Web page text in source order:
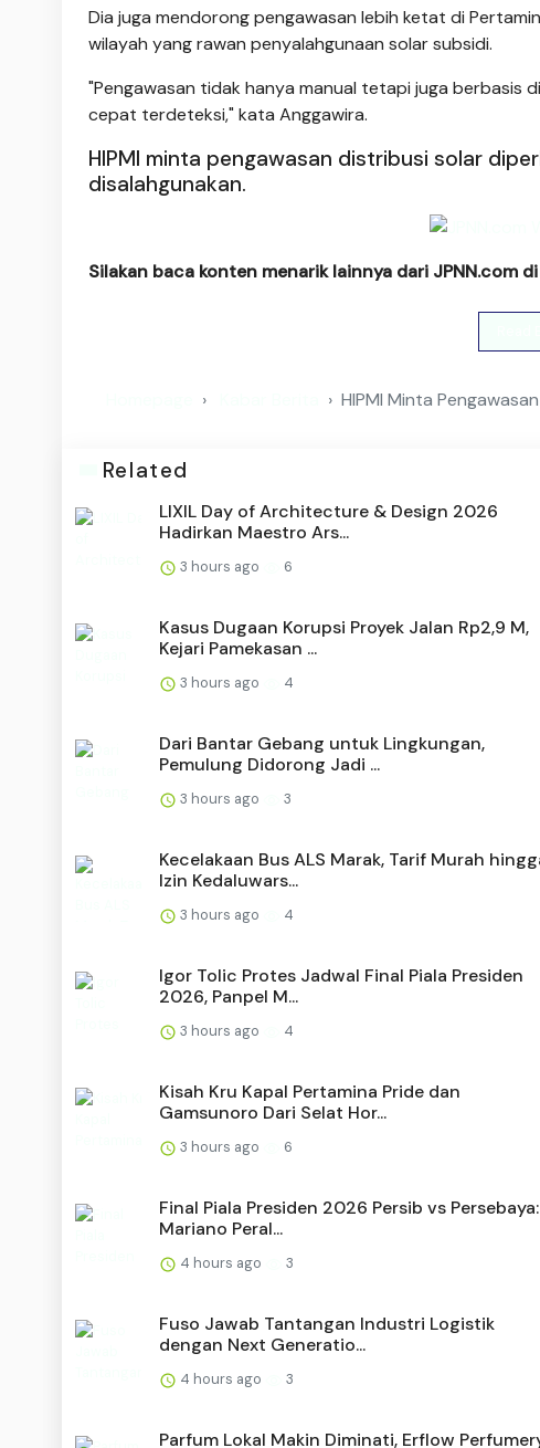
Dia juga mendorong pengawasan lebih ketat di
wilayah yang rawan penyalahgunaan solar subsidi.
"Pengawasan tidak hanya manual tetapi juga berbasis
cepat terdeteksi," kata Anggawira.
HIPMI minta pengawasan distribusi solar
disalahgunakan.
Silakan baca konten menarik lainnya dari JPNN.com di
HIPMI Minta
Related
LIXIL Day of Architecture & Design 2026
Hadirkan Maestro Ars...
3 hours ago 6
Kasus Dugaan Korupsi Proyek Jalan Rp2,9 M,
Kejari Pamekasan ...
3 hours ago 4
Dari Bantar Gebang untuk Lingkungan,
Pemulung Didorong Jadi ...
3 hours ago 3
Kecelakaan Bus ALS Marak, Tarif Murah
Izin Kedaluwars...
3 hours ago 4
Igor Tolic Protes Jadwal Final Piala Presiden
2026, Panpel M...
3 hours ago 4
Kisah Kru Kapal Pertamina Pride dan
Gamsunoro Dari Selat Hor...
3 hours ago 6
Final Piala Presiden 2026 Persib vs Persebaya:
Mariano Peral...
4 hours ago 3
Fuso Jawab Tantangan Industri Logistik
dengan Next Generatio...
4 hours ago 3
Parfum Lokal Makin Diminati, Erflow